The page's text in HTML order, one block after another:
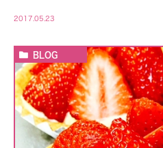
2017.05.23
BLOG